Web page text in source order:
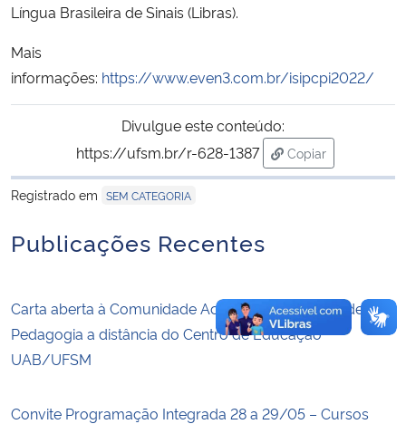
Secretaria de Governo
Gabinete de Segurança Institucional
Banco Central do Brasil
Planalto
Língua Brasileira de Sinais (Libras).
Mais
informações: https://www.even3.com.br/isipcpi2022/
Divulgue este conteúdo:
https://ufsm.br/r-628-1387
Copiar
para área de
Registrado em SEM CATEGORIA
Publicações Recentes
Carta aberta à Comunidade Acadêmica do Curso de
Pedagogia a distância do Centro de Educação
UAB/UFSM
Convite Programação Integrada 28 a 29/05 – Cursos